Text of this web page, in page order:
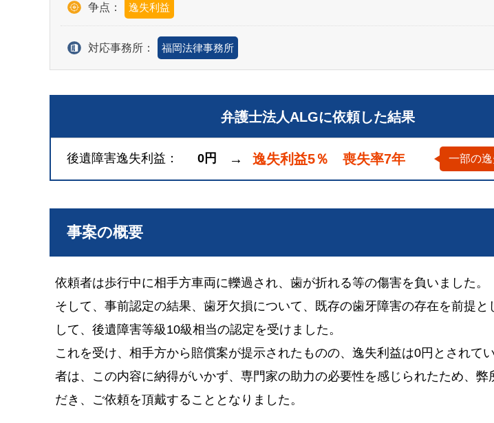
争点： 逸失利益
対応事務所： 福岡法律事務所
弁護士法人ALGに依頼した結果
後遺障害逸失利益 0円 → 逸失利益5％ 喪失率7年 一部の
事案の概要
依頼者は歩行中に相手方車両に轢過され、歯が折れる等の傷害を負いました。
そして、事前認定の結果、歯牙欠損について、既存の歯牙障害の存在を前提と
して、後遺障害等級10級相当の認定を受けました。
これを受け、相手方から賠償案が提示されたものの、逸失利益は0円とされて
者は、この内容に納得がいかず、専門家の助力の必要性を感じられたため、弊
だき、ご依頼を頂戴することとなりました。